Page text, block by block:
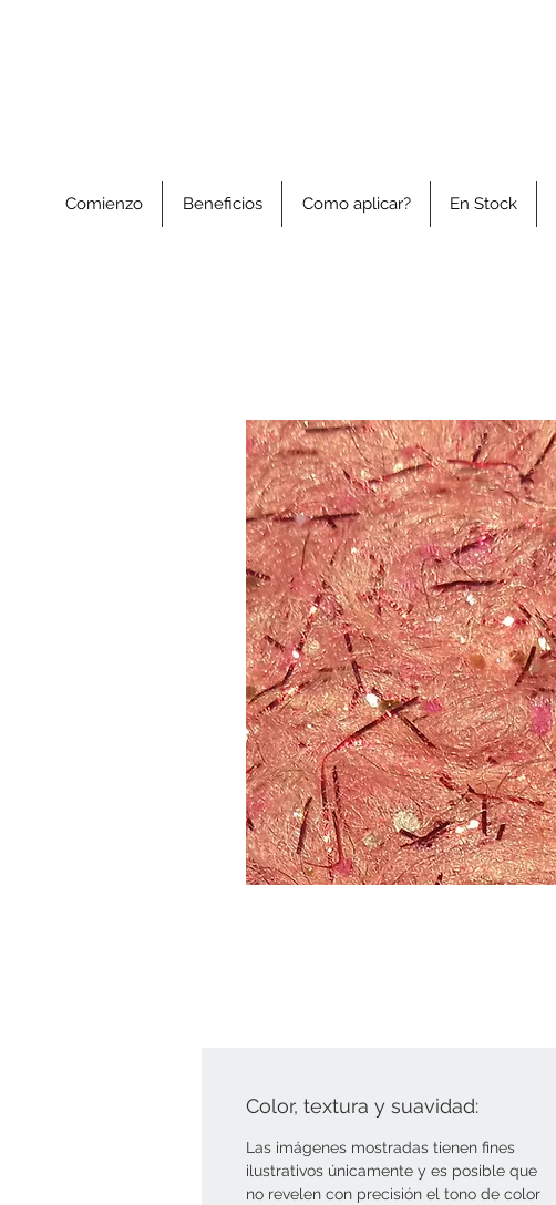
Comienzo Beneficios Como aplicar? En Stock
Color, textura y suavidad:
Las imágenes mostradas tienen fines
ilustrativos únicamente y es posible que
no revelen con precisión el tono de color